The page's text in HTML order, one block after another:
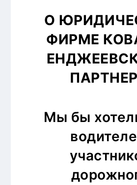
О
ФИРМЕ
Мы бы